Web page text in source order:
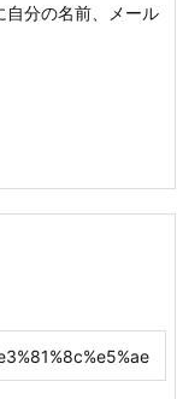
自分の名前、メール